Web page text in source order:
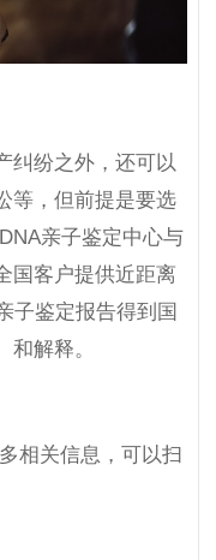
纷之外，还可以
等，但前提是要选
亲子鉴定中心与
国客户提供近距离
子鉴定报告得到国
解释。
关信息，可以扫